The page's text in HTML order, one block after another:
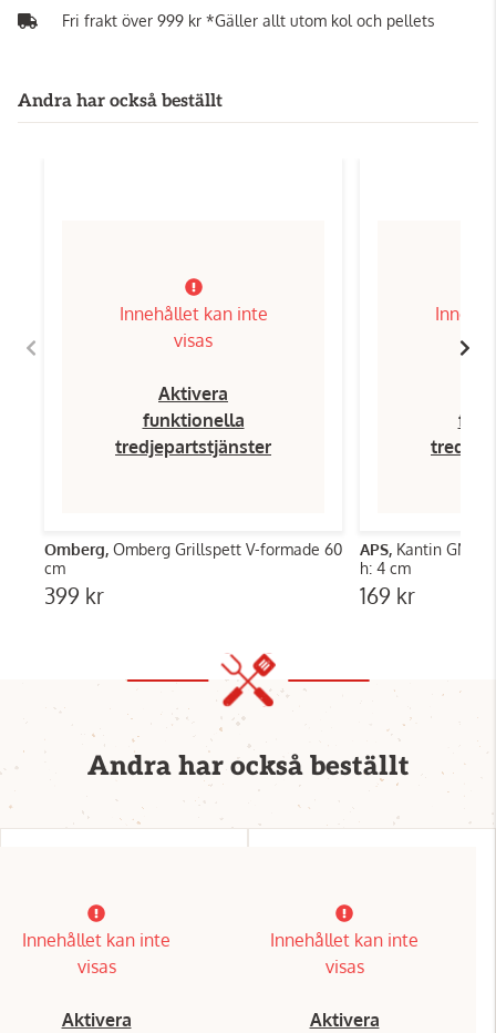
Fri frakt över 999 kr *Gäller allt utom kol och pellets
Andra har också beställt
Innehållet kan inte
visas
Aktivera
funktionella
tredjepartstjänster
Omberg, Omberg Grillspett V-formade 60
cm
399 kr
APS, Kantin GN 1/
h: 4 cm
169 kr
Andra har också beställt
Innehållet kan inte
visas
Aktivera
Innehållet kan inte
visas
Aktivera